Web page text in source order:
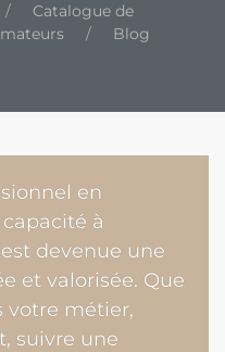
Catalogue de
Blog
en
à
devenue une
et valorisée. Que
votre métier,
suivre une